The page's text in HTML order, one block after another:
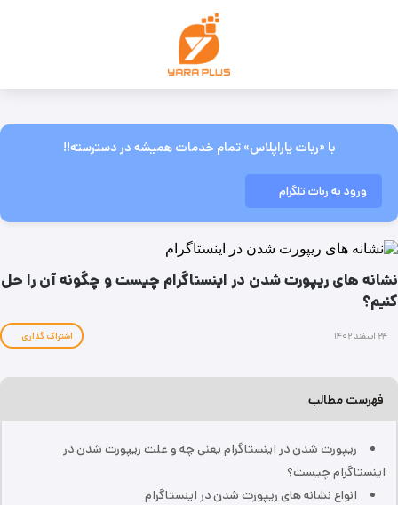
با «ربات یاراپلاس» تمام خدمات همیشه در دسترسته!!
ورود به ربات تلگرام
نشانه های ریپورت شدن در اینستاگرام چیست و چگونه آن را حل
کنیم؟
۲۴ اسفند ۱۴۰۲ اشتراک گذاری
فهرست مطالب
ریپورت شدن در اینستاگرام یعنی چه و علت ریپورت شدن در
اینستاگرام چیست؟
انواع نشانه های ریپورت شدن در اینستاگرام